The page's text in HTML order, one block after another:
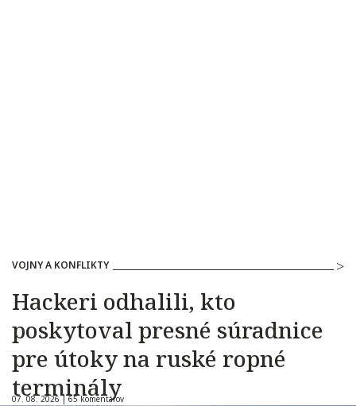
VOJNY A KONFLIKTY
Hackeri odhalili, kto
poskytoval presné súradnice
pre útoky na ruské ropné
terminály
07. 08. 2026 |65 komentárov